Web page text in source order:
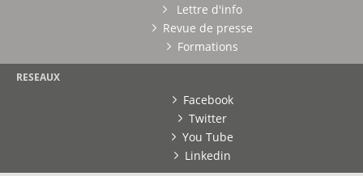
Lettre d'info
Revue de presse
Formations
RESEAUX
Facebook
Twitter
You Tube
Linkedin